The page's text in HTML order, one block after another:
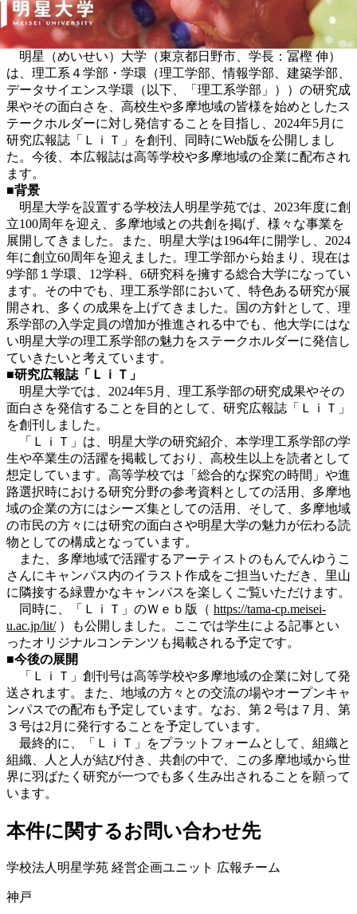
明星（めいせい）大学（東京都日野市、学長：冨樫 伸）
は、理工系４学部・学環（理工学部、情報学部、建築学部、
データサイエンス学環（以下、「理工系学部」））の研究成
果やその面白さを、高校生や多摩地域の皆様を始めとしたス
テークホルダーに対し発信することを目指し、2024年5月に
研究広報誌「ＬｉＴ」を創刊、同時にWeb版を公開しまし
た。今後、本広報誌は高等学校や多摩地域の企業に配布され
ます。
■背景
明星大学を設置する学校法人明星学苑では、2023年度に創
立100周年を迎え、多摩地域との共創を掲げ、様々な事業を
展開してきました。また、明星大学は1964年に開学し、2024
年に創立60周年を迎えました。理工学部から始まり、現在は
9学部１学環、12学科、6研究科を擁する総合大学になってい
ます。その中でも、理工系学部において、特色ある研究が展
開され、多くの成果を上げてきました。国の方針として、理
系学部の入学定員の増加が推進される中でも、他大学にはな
い明星大学の理工系学部の魅力をステークホルダーに発信し
ていきたいと考えています。
■研究広報誌「ＬｉＴ」
明星大学では、2024年5月、理工系学部の研究成果やその
面白さを発信することを目的として、研究広報誌「ＬｉＴ」
を創刊しました。
「ＬｉＴ」は、明星大学の研究紹介、本学理工系学部の学
生や卒業生の活躍を掲載しており、高校生以上を読者として
想定しています。高等学校では「総合的な探究の時間」や進
路選択時における研究分野の参考資料としての活用、多摩地
域の企業の方にはシーズ集としての活用、そして、多摩地域
の市民の方々には研究の面白さや明星大学の魅力が伝わる読
物としての構成となっています。
また、多摩地域で活躍するアーティストのもんでんゆうこ
さんにキャンパス内のイラスト作成をご担当いただき、里山
に隣接する緑豊かなキャンパスを楽しくご覧いただけます。
同時に、「ＬｉＴ」のＷｅｂ版（ https://tama-cp.meisei-
u.ac.jp/lit/）も公開しました。ここでは学生による記事とい
ったオリジナルコンテンツも掲載される予定です。
■今後の展開
「ＬｉＴ」創刊号は高等学校や多摩地域の企業に対して発
送されます。また、地域の方々との交流の場やオープンキャ
ンパスでの配布も予定しています。なお、第２号は７月、第
３号は2月に発行することを予定しています。
最終的に、「ＬｉＴ」をプラットフォームとして、組織と
組織、人と人が結び付き、共創の中で、この多摩地域から世
界に羽ばたく研究が一つでも多く生み出されることを願って
います。
本件に関するお問い合わせ先
学校法人明星学苑 経営企画ユニット 広報チーム
神戸